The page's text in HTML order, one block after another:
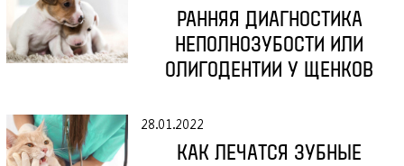
РАННЯЯ ДИАГНОСТИКА
НЕПОЛНОЗУБОСТИ ИЛИ
ОЛИГОДЕНТИИ У ЩЕНКОВ
28.01.2022
КАК ЛЕЧАТСЯ ЗУБНЫЕ